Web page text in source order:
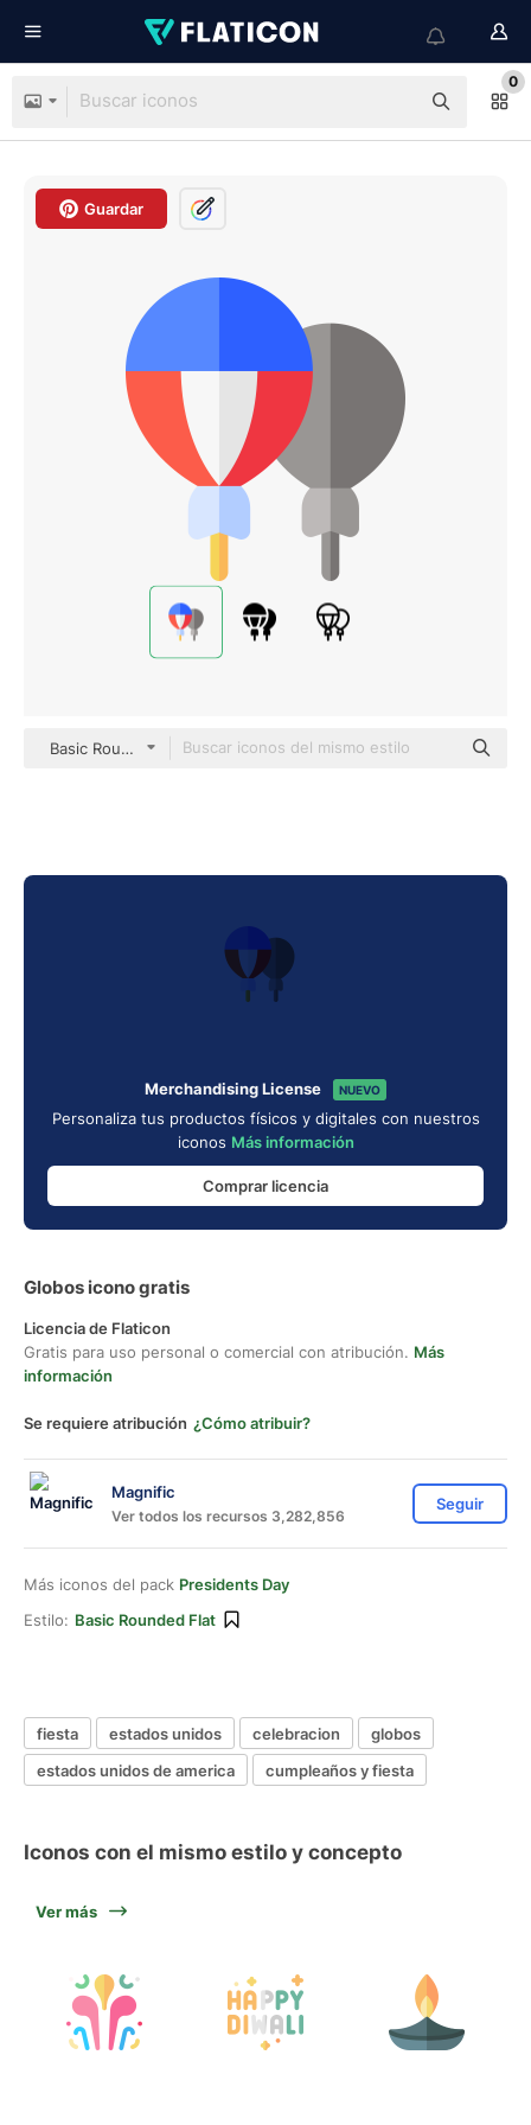
0
Guardar
Basic Rounded Flat
Merchandising License NUEVO
Personaliza tus productos físicos y digitales con nuestros
iconos Más información
Comprar licencia
Globos icono gratis
Licencia de Flaticon
Gratis para uso personal o comercial con atribución. Más
información
Se requiere atribución ¿Cómo atribuir?
Magnific
Ver todos los recursos 3,282,856
Seguir
Más iconos del pack Presidents Day
Estilo: Basic Rounded Flat
fiesta estados unidos celebracion
globos
estados unidos de america
cumpleaños y fiesta
Iconos con el mismo estilo y concepto
Ver más